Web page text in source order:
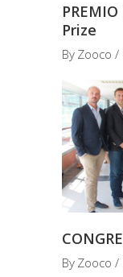
Prize
By Zooco
By Zooco